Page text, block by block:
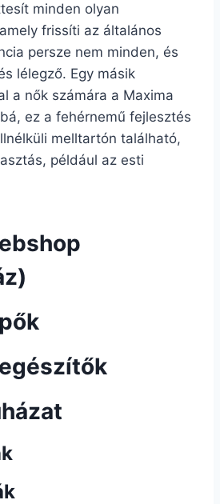
minden olyan
frissíti az általános
persze nem minden, és
lélegző. Egy másik
a nők számára a Maxima
ez a fehérnemű fejlesztés
melltartón található,
például az esti